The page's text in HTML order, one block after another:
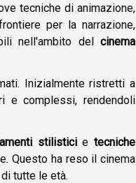
tecniche di animazione,
per la narrazione,
nell'ambito del cinema
Inizialmente ristretti a
e complessi, rendendoli
stilisticietecniche
Questo ha reso il cinema
tutte le età.